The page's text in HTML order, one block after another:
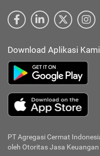
Download Aplikasi Kami
PT Agregasi Cermat
oleh Otoritas Jasa Keuangan